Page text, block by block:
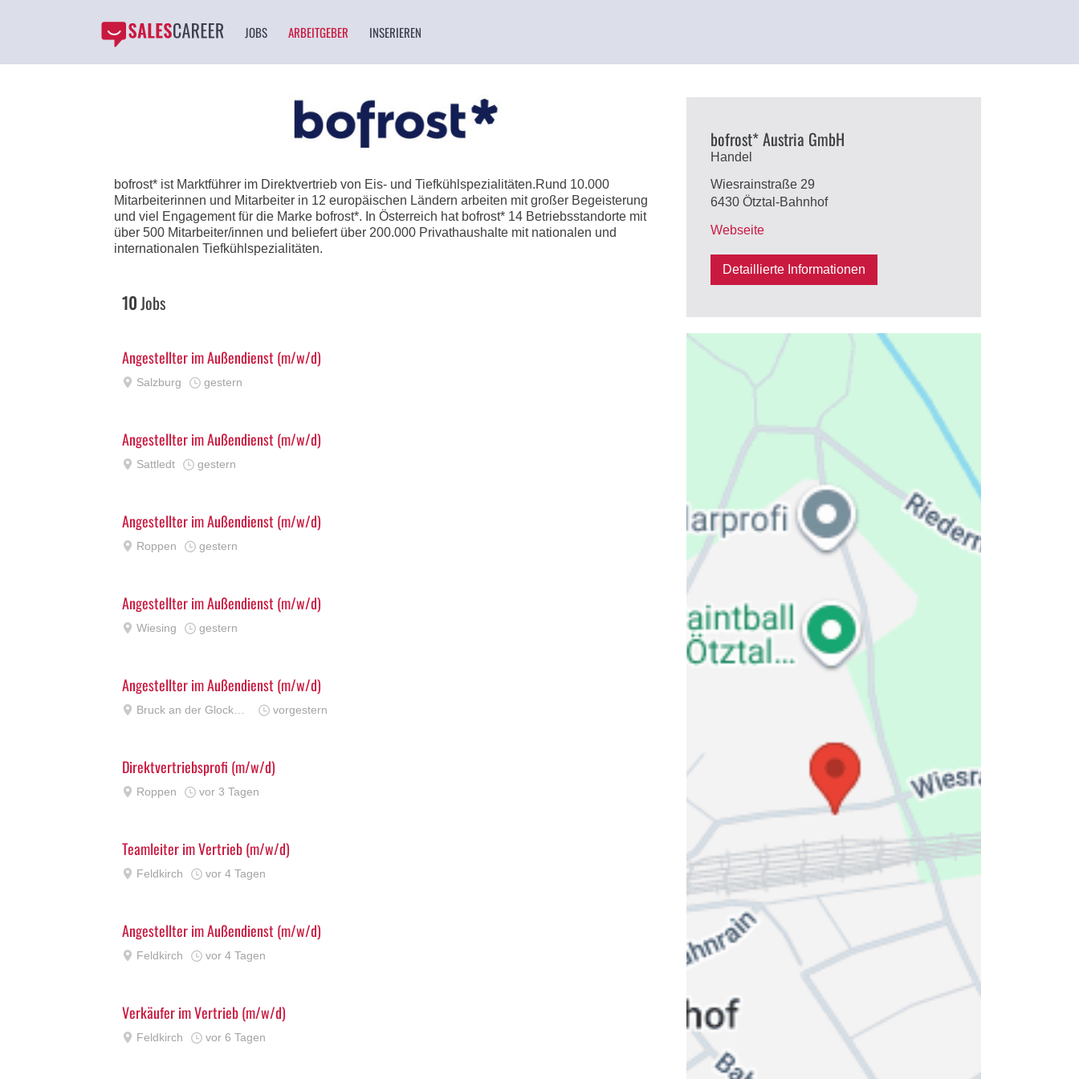
JOBS ARBEITGEBER INSERIEREN
bofrost* ist Marktführer im Direktvertrieb von Eis- und Tiefkühlspezialitäten.Rund 10.000
Mitarbeiterinnen und Mitarbeiter in 12 europäischen Ländern arbeiten mit großer Begeisterung
und viel Engagement für die Marke bofrost*. In Österreich hat bofrost* 14 Betriebsstandorte mit
über 500 Mitarbeiter/innen und beliefert über 200.000 Privathaushalte mit nationalen und
internationalen Tiefkühlspezialitäten.
10Jobs
Angestellter im Außendienst (m/w/d)
Salzburg gestern
Angestellter im Außendienst (m/w/d)
Sattledt gestern
Angestellter im Außendienst (m/w/d)
Roppen gestern
Angestellter im Außendienst (m/w/d)
Wiesing gestern
Angestellter im Außendienst (m/w/d)
Bruck an der Glocknerstrasse vorgestern
Direktvertriebsprofi (m/w/d)
Roppen vor 3 Tagen
Teamleiter im Vertrieb (m/w/d)
Feldkirch vor 4 Tagen
Angestellter im Außendienst (m/w/d)
Feldkirch vor 4 Tagen
Verkäufer im Vertrieb (m/w/d)
Feldkirch vor 6 Tagen
bofrost* Austria GmbH
Handel
Wiesrainstraße 29
6430 Ötztal-Bahnhof
Webseite
Detaillierte Informationen